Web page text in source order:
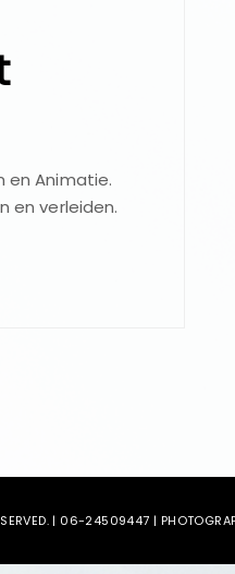
en Animatie.
en verleiden.
| 06-24509447 |